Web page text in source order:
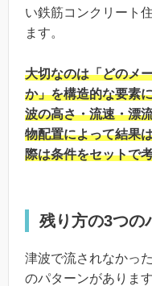
い鉄筋コンクリート
ます。
大切なのは「どのメ
か」を構造的な要素
波の高さ・流速・漂
物配置によって結果
際は条件をセットで
残り方の3つの
津波で流されなかっ
のパターンがありま